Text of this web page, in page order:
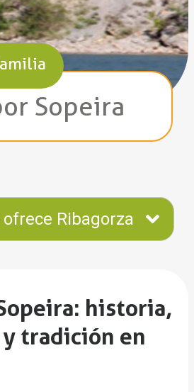
Sopeira
Ribagorza
historia,
tradición en